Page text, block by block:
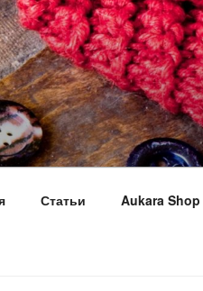
Статьи Aukara Shop